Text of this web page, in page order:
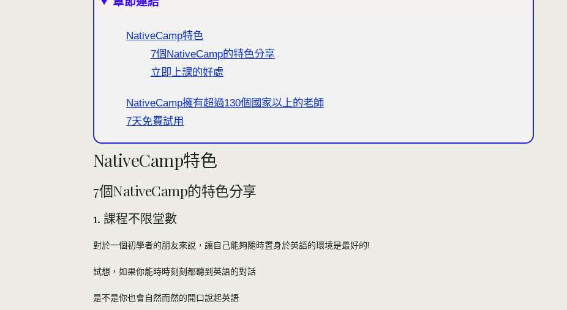
NativeCamp特色
7個NativeCamp的特色分享
立即上課的好處
NativeCamp擁有超過130個國家以上的老師
7天免費試用
NativeCamp特色
7個NativeCamp的特色分享
1. 課程不限堂數
對於一個初學者的朋友來說，讓自己能夠隨時置身於英語的環境是最好的!
試想，如果你能時時刻刻都聽到英語的對話
是不是你也會自然而然的開口說起英語